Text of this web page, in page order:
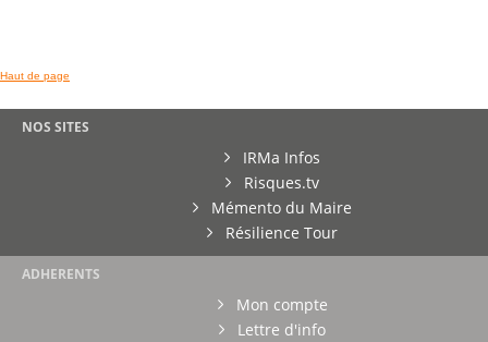
Haut de page
NOS SITES
IRMa Infos
Risques.tv
Mémento du Maire
Résilience Tour
ADHERENTS
Mon compte
Lettre d'info